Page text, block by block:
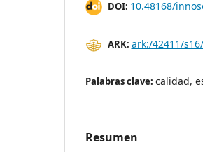
DOI: 10.48168/
ARK: ark:/42411/
Palabras clave: calidad,
Resumen